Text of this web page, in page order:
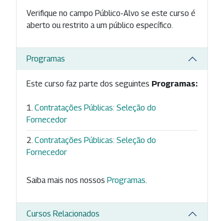
Verifique no campo Público-Alvo se este curso é
aberto ou restrito a um público específico.
Programas
Este curso faz parte dos seguintes Programas:
Contratações Públicas: Seleção do
Fornecedor
Contratações Públicas: Seleção do
Fornecedor
Saiba mais nos nossos Programas
Cursos Relacionados